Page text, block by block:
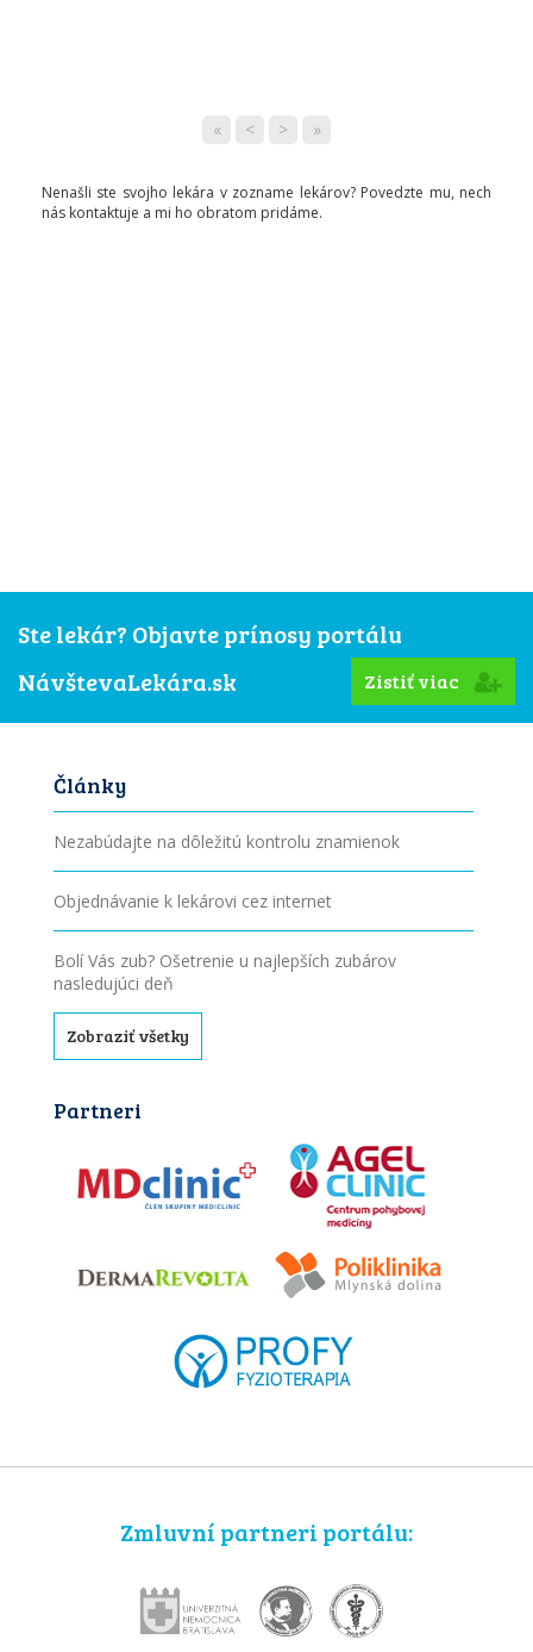
« < > »
Nenašli ste svojho lekára v zozname lekárov? Povedzte mu, nech
nás kontaktuje a mi ho obratom pridáme.
Ste lekár? Objavte prínosy portálu
NávštevaLekára.sk
Zistiť viac
Články
Nezabúdajte na dôležitú kontrolu znamienok
Objednávanie k lekárovi cez internet
Bolí Vás zub? Ošetrenie u najlepších zubárov
nasledujúci deň
Zobraziť všetky
Partneri
Zmluvní partneri portálu: